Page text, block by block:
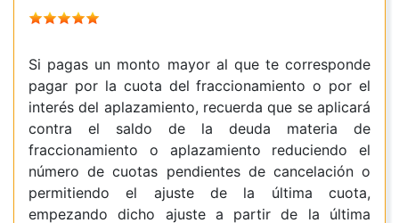
Si pagas un monto mayor al que te corresponde
pagar por la cuota del fraccionamiento o por el
interés del aplazamiento, recuerda que se aplicará
contra el saldo de la deuda materia de
fraccionamiento o aplazamiento reduciendo el
número de cuotas pendientes de cancelación o
permitiendo el ajuste de la última cuota,
empezando dicho ajuste a partir de la última